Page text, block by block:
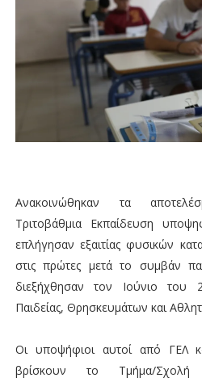
Ανακοινώθηκαν τα
Τριτοβάθμια Εκπαίδευση
επλήγησαν εξαιτίαςφυσικών
στις πρώτες μετά το συμβάν
διεξήχθησαν τον Ιούνιο
Παιδείας, Θρησκευμάτων και
Οι υποψήφιοι αυτοί από ΓΕΛ
βρίσκουν το Τμήμα/